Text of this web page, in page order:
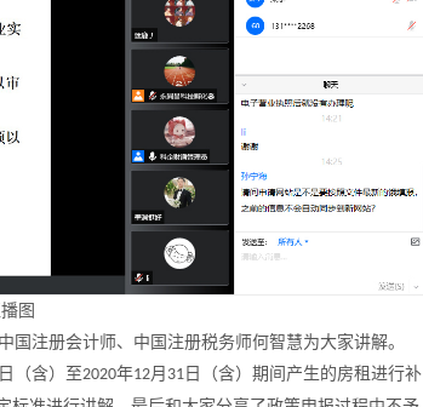
图
注册会计师、中国注册税务师何智慧为大家讲解。
日（含）至2020年12月 31 日（含）期间 产生的房租进行补